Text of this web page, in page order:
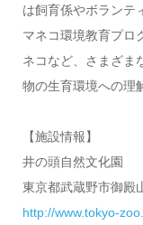
は飼育係やボランテ
マネコ環境教育プロ
ネコなど、さまざま
物の生育環境への理
【施設情報】
井の頭自然文化園
東京都武蔵野市御殿
http://www.tokyo-